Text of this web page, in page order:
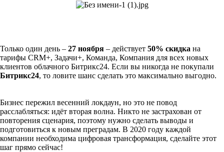
Только один день – 27 ноября – действует 50% скидка на
тарифы CRM+, Задачи+, Команда, Компания для всех новых
клиентов облачного Битрикс24. Если вы никогда не покупали
Битрикс24, то ловите шанс сделать это максимально выгодно.
Бизнес пережил весенний локдаун, но это не повод
расслабляться: идёт вторая волна. Никто не застрахован от
повторения сценария, поэтому нужно сделать выводы и
подготовиться к новым преградам. В 2020 году каждой
компании необходима цифровая трансформация, сделайте этот
шаг прямо сейчас!